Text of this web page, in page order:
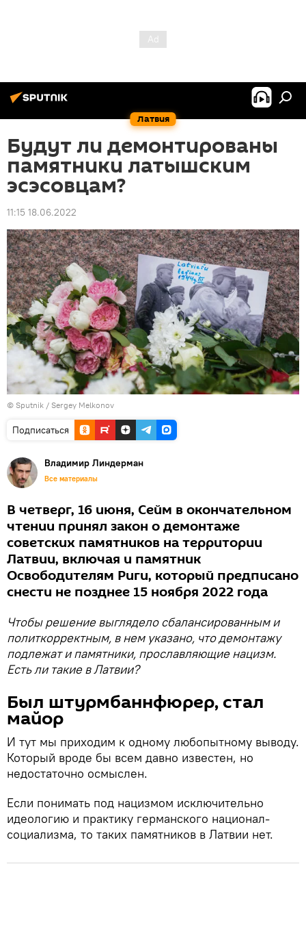
Латвия
Будут ли демонтированы
памятники латышским
эсэсовцам?
11:15 18.06.2022
© Sputnik / Sergey Melkonov
Подписаться
Владимир Линдерман
Все материалы
В четверг, 16 июня, Сейм в окончательном
чтении принял закон о демонтаже
советских памятников на территории
Латвии, включая и памятник
Освободителям Риги, который предписано
снести не позднее 15 ноября 2022 года
Чтобы решение выглядело сбалансированным и
политкорректным, в нем указано, что демонтажу
подлежат и памятники, прославляющие нацизм.
Есть ли такие в Латвии?
Был штурмбаннфюрер, стал
майор
И тут мы приходим к одному любопытному выводу.
Который вроде бы всем давно известен, но
недостаточно осмыслен.
Если понимать под нацизмом исключительно
идеологию и практику германского национал-
социализма, то таких памятников в Латвии нет.